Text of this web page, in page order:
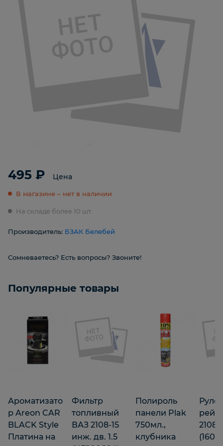
495 ₽ Цена
В магазине – нет в наличии
На складе более 10 шт.
Производитель: БЗАК Белебей
Сомневаетесь? Есть вопросы? Звоните!
Популярные товары
Ароматизато
р Areon CAR
BLACK Style
Платина на
Фильтр
топливный
ВАЗ 2108-15
инж. дв. 1.5
Полироль
панели Plak
750мл.,
клубника
2108